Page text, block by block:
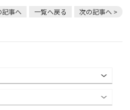
記事へ 一覧へ戻る 次の記事へ >